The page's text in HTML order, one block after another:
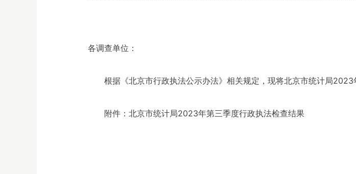
各调查单位：
根据《北京市行政执法公示办法》相关规定，现将北京市统计局2023
附件：北京市统计局2023年第三季度行政执法检查结果